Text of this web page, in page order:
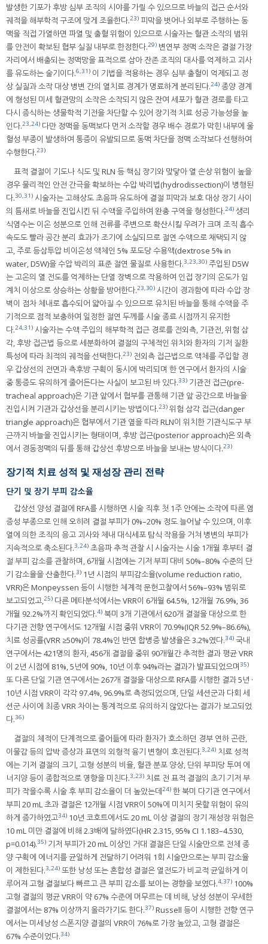
발생한 기포가 후방 심부 조직의 시야를 가릴 수 있으므로 바늘의 접근 순서와
궤적을 해부학적 구조에 맞게 조율한다.23) 피막을 벗어나 외부로 주행하는 동
맥을 직접 가열하면 파열 및 출혈 위험이 있으므로 시술자는 혈관 소작의 범위
를 안전이 확보된 협부 실질 내부로 한정한다.29) 변연부 정맥 소작은 결절 가장
자리에서 배출되는 정맥망을 표적으로 삼아 잔존 조직의 대사를 억제하고 괴사
를 유도하는 술기이다.6,31 ) 이 기법을 적용하는 경우 심부 출혈이 억제되고 정
상 실질과 소작 대상 병변 간의 열치료 경계가 명료하게 분리된다.24) 종양 경계
에 형성된 미세 혈관망의 소작은 소작되지 않은 잔여 세포가 혈관 경로를 타고
다시 증식하는 생물학적 기전을 차단할 수 있어 장기적 치료 성공 가능성을 높
인다.23,24) 다만 정맥을 동맥보다 먼저 소작할 경우 배수 경로가 막힌 내부에 울
혈성 부종이 발생하여 통증이 유발되므로 동맥 차단을 정맥 소작보다 선행하여
수행한다.23)
표적 결절이 기도나 식도 및 RLN 등 핵심 장기와 맞닿아 열 손상 위험이 높을
경우 물리적인 안전 간극을 확보하는 수압 박리법(hydrodissection)이 병행된
다.30,31 ) 시술자는 고해상도 초음파 유도하에 결절 피막과 보호 대상 장기 사이
의 틈새로 바늘을 진입시킨 뒤 수액을 주입하여 완충 구역을 형성한다.24) 생리
식염수는 이온 성분으로 인해 전류를 주변으로 확산시킬 우려가 크며 조직 흡수
속도도 빨라 공간 분리 효과가 조기에 소실되므로 절연 수액으로 채택되지 않
고, 주로 등삼투압 비이온성 액체인 5% 포도당 수용액(dextrose 5% in
water, D5W)을 수압 박리의 표준 절연 물질로 사용한다.3,23,30) 주입된 D5W
는 고온의 열 전도를 억제하는 단열 장벽으로 작용하여 인접 장기의 온도가 임
계치 이상으로 상승하는 상황을 방어한다.23,30) 시간이 경과함에 따라 수압 장
벽이 점차 체내로 흡수되어 얇아질 수 있으므로 유치된 바늘을 통해 수액을 주
기적으로 점적 보충하여 일정한 절연 두께를 시술 종료 시점까지 유지한
다.24,31 ) 시술자는 수액 주입의 해부학적 접근 경로를 전외측, 기관전, 위험 삼
각, 후방 접근법 등으로 세분화하여 결절의 구체적인 위치와 환자의 기저 질환
특성에 따라 최적의 궤적을 선택한다.23) 전외측 접근법으로 액체를 주입할 경
우 갑상선의 전면과 측후방 구획이 동시에 박리되며 한 연구에서 환자의 시술
중 통증도 유의하게 줄어든다는 사실이 보고된 바 있다.33) 기관전 접근(pre-
tracheal approach)은 기관 앞에서 협부를 관통해 기관 앞 공간으로 바늘을
진입시켜 기관과 갑상선을 분리시키는 방법이다.23) 위험 삼각 접근(danger
triangle approach)은 협부에서 기관 옆을 따라 RLN이 위치한 기관식도구 부
근까지 바늘을 진입시키는 형태이며, 후방 접근(posterior approach)은 외측
에서 경동정맥의 뒤를 통해 갑상선 후방으로 바늘을 보내는 방식이다.23)
장기적 치료 성적 및 재성장 관리 전략
단기 및 장기 부피 감소율
갑상선 양성 결절에 RFA를 시행하면 시술 직후 첫 1주 안에는 소작에 따른 염
증성 부종으로 인해 오히려 결절 부피가 0%–20% 정도 늘어날 수 있으며, 이후
열에 의한 조직의 응고 괴사와 체내 대식세포 탐식 작용을 거쳐 병변의 부피가
지속적으로 축소된다.3,24) 초음파 추적 관찰 시 시술자는 시술 1개월 후부터 결
절 부피 감소를 관찰하며, 6개월 시점에는 기저 부피 대비 50%–80% 수준의 단
기 감소율을 산출한다.3) 1년 시점의 부피감소율(volume reduction ratio,
VRR)은 Monpeyssen 등이 시행한 체계적 문헌고찰에서 56%–93% 범위로
보고되었고,25) 다른 메타분석에서는 VRR이 6개월 64.5%, 12개월 76.9%, 36
개월 92.2%까지 확인되었다.4) 북미 3개 기관에서 620개 결절을 대상으로 한
다기관 전향 연구에서도 12개월 시점 중위 VRR이 70.9%(IQR 52.9%–86.6%),
치료 성공률(VRR ≥50%)이 78.4%인 반면 합병증 발생율은 3.2%였다.34) 국내
연구에서는 421명의 환자, 456개 결절을 중위 90개월간 추적한 결과 평균 VRR
이 2년 시점에 81%, 5년에 90%, 10년 이후 94%라는 결과가 발표되었으며35)
또 다른 단일 기관 연구에서는 267개 결절을 대상으로 RFA를 시행한 결과 5년 ·
10년 시점 VRR이 각각 97.4%, 96.9%로 측정되었으며, 단일 세션군과 다회 세
션군 사이에 최종 VRR 차이는 통계적으로 유의하지 않았다는 결과가 보고되었
다.36)
결절의 체적이 단계적으로 줄어듦에 따라 환자가 호소하던 경부 연하 곤란,
이물감 등의 압박 증상과 표면의 외형적 융기 변형이 호전된다.3,24) 치료 성적
에는 기저 결절의 크기, 고형 성분의 비율, 혈관 분포 양상, 단위 부피당 투여 에
너지양 등이 종합적으로 영향을 미친다.3,23) 치료 전 표적 결절의 초기 기저 부
피가 작을수록 시술 후 부피 감소율이 더 높았는데24) 한 북미 다기관 연구에서
부피 20 mL 초과 결절은 12개월 시점 VRR이 50%에 미치지 못할 위험이 유의
하게 증가하였고34) 10년 코호트에서도 20 mL 이상 결절의 장기 재성장 위험은
10 mL 미만 결절에 비해 2.3배에 달하였다(HR 2.315, 95% CI 1.183–4.530,
p=0.014).35) 기저 부피가 20 mL 이상인 거대 결절은 단일 시술만으로 전체 종
양 구획에 에너지를 균일하게 전달하기 어려워 1회 시술만으로는 부피 감소율
이 제한된다.3,24) 또한 낭성 또는 혼합성 결절은 열전도가 비교적 균일하게 이
루어져 고형 결절보다 빠르고 큰 부피 감소를 보이는 경향을 보였다.4,37) 100%
고형 결절의 평균 VRR이 약 67% 수준에 머무르는 데 비해, 낭성 성분이 우세한
결절에서는 87% 이상까지 올라가기도 한다.37) Russell 등이 시행한 전향 연구
에서는 미세낭성 스폰지양 결절의 VRR이 76%로 가장 높았고, 고형 결절은
67% 수준이었다.34)